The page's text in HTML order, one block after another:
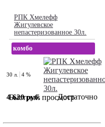
РПК Хмелефф
Жигулевское
непастеризованное 30л.
комбо
Быстрый просмотр
30 л. 4 %
4 620 руб. Достаточно